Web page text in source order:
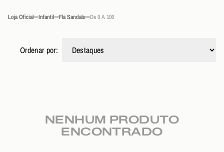
Loja Oficial Infantil Fla Sandals De 0 A 100
Ordenar por:
NENHUM PRODUTO
ENCONTRADO